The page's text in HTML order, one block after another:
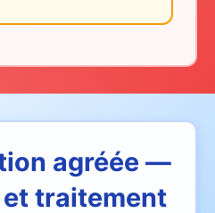
agréée —
traitement